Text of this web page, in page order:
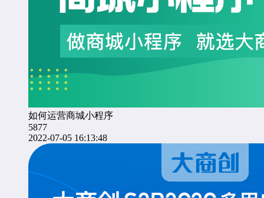
如何运营商城小程序
5877
2022-07-05 16:13:48